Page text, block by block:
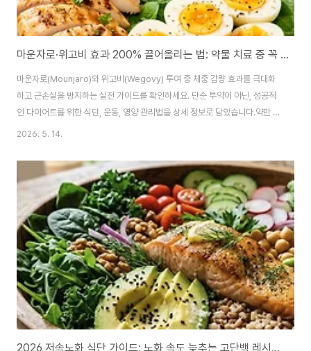
마운자로·위고비 효과 200% 끌어올리는 법: 약물 치료 중 꼭 지켜야 할 식단과 생활 습관 총정리
마운자로(Mounjaro)와 위고비(Wegovy) 투여 중 체중 감량 효과를 극대화
하고 근손실을 방지하는 실전 가이드를 확인하세요. 단순 투약이 아닌, 성공적
인 다이어트를 위한 식단, 운동, 영양 관리법을 상세 정보로 담았습니다.약만 맞
으면 살이 빠질까? 효과를 결정짓는 '한 끗' 차이최근 다이어트 약물 시장의 혁
운자로)의 등장은 비만 치료의 패러다임을 완전히 바꿨습니다. 하지만 임상 결
과에 나오는 '20% 이상의 체중 감량'이라는 숫자는 단순히 주사만 맞는다고
저절로 완성되는 결과가 아닙니다.주사는 식욕을 억제하고 대사를 조절하는 강
력한 '도구'일 뿐, 그 도구를 활용해 몸을 재설계하는 것은 결국 사용자의 몫입
니다. 똑같..
2026. 5. 14.
2026 저속노화 식단 가이드: 노화 속도 늦추는 고단백 레시피 5가지와 실천법